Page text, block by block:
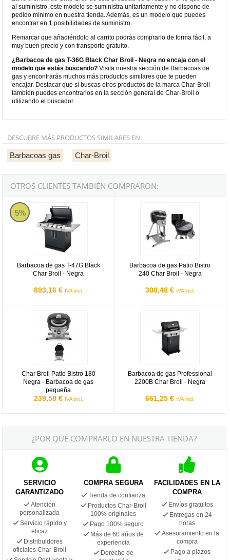
al suministro, este modelo se suministra unitariamente y no dispone de
pedido mínimo en nuestra tienda. Además, es un modelo que puedes
encontrar en 1 posibilidades de suministro.
Remarcar que añadiéndolo al carrito podrás comprarlo de forma fácil, a
muy buen precio y con transporte gratuito.
¿Barbacoa de gas T-36G Black Char Broil - Negra no encaja con el
modelo que estás buscando? Visita nuestra sección de Barbacoas de
gas y encontrarás muchos más productos similares que te pueden
encajar. Destacar que si buscas otros productos de la marca Char-Broil
también puedes encontrarlos en la sección general de Char-Broil o
utilizando el buscador.
DESCUBRE MÁS PRODUCTOS SIMILARES EN:
Barbacoas gas Char-Broil
OTROS CLIENTES TAMBIÉN COMPRARON:
5%
Barbacoa de gas T-47G Black
Char Broil - Negra
893,16 € IVA incl.
Barbacoa de gas T-47G Black Char Broil - Negra
Barbacoa de gas Patio Bistro
240 Char Broil - Negra
300,48 € IVA incl.
Char Broil Patio Bistro 180
Negra - Barbacoa de gas
pequeña
239,58 € IVA incl.
Char Broil Patio Bistro 180 Negra - Barbacoa de gas pequeña
Barbacoa de gas Professional
2200B Char Broil - Negra
661,25 € IVA incl.
¿POR QUÉ COMPRARLO EN NUESTRA TIENDA?
SERVICIO
GARANTIZADO
Atención
personalizada
Servicio rápido y
eficaz
Distribuidores
oficiales Char-Broil
COMPRA SEGURA
Tienda de confianza
Productos Char-Broil
100% originales
Pago 100% seguro
Más de 60 años de
experiencia
Derecho de
FACILIDADES EN LA
COMPRA
Envíos gratuitos
Entregas en 24
horas
Asesoramiento en la
compra
Pago a plazos